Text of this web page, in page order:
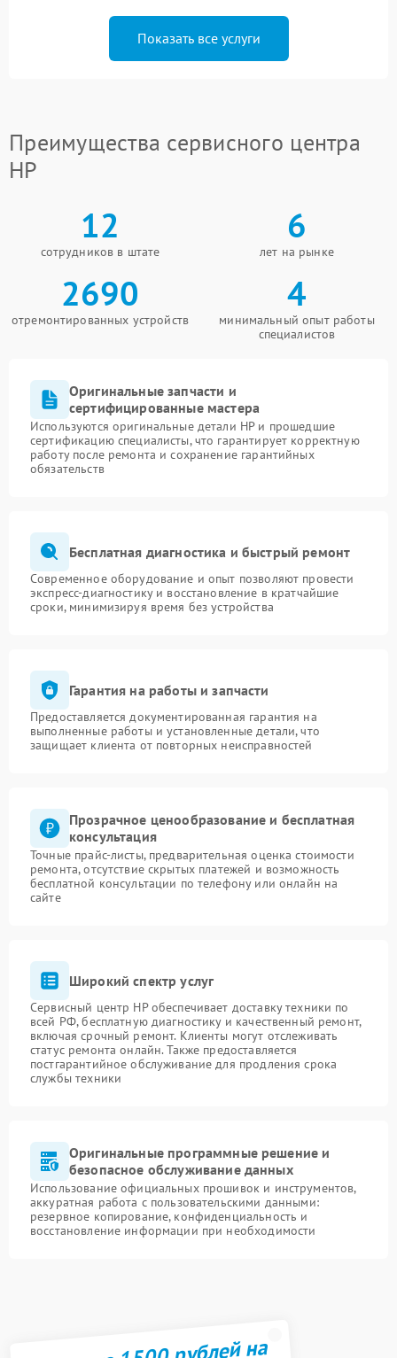
Показать все услуги
Преимущества сервисного центра
HP
12
сотрудников в штате
6
лет на рынке
2690
отремонтированных устройств
4
минимальный опыт работы
специалистов
Оригинальные запчасти и
сертифицированные мастера
Используются оригинальные детали HP и прошедшие
сертификацию специалисты, что гарантирует корректную
работу после ремонта и сохранение гарантийных
обязательств
Бесплатная диагностика и быстрый ремонт
Современное оборудование и опыт позволяют провести
экспресс-диагностику и восстановление в кратчайшие
сроки, минимизируя время без устройства
Гарантия на работы и запчасти
Предоставляется документированная гарантия на
выполненные работы и установленные детали, что
защищает клиента от повторных неисправностей
Прозрачное ценообразование и бесплатная
консультация
Точные прайс-листы, предварительная оценка стоимости
ремонта, отсутствие скрытых платежей и возможность
бесплатной консультации по телефону или онлайн на
сайте
Широкий спектр услуг
Сервисный центр HP обеспечивает доставку техники по
всей РФ, бесплатную диагностику и качественный ремонт,
включая срочный ремонт. Клиенты могут отслеживать
статус ремонта онлайн. Также предоставляется
постгарантийное обслуживание для продления срока
службы техники
Оригинальные программные решение и
безопасное обслуживание данных
Использование официальных прошивок и инструментов,
аккуратная работа с пользовательскими данными:
резервное копирование, конфиденциальность и
восстановление информации при необходимости